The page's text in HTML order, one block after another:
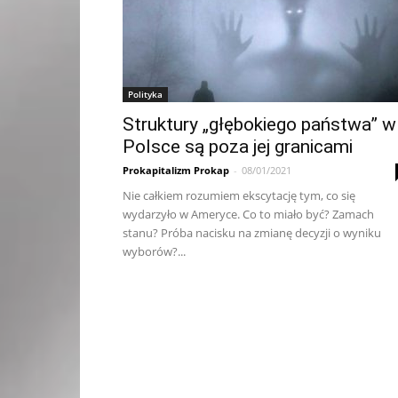
Polityka
Struktury „głębokiego państwa” w
Polsce są poza jej granicami
Prokapitalizm Prokap - 08/01/2021
Nie całkiem rozumiem ekscytację tym, co się
wydarzyło w Ameryce. Co to miało być? Zamach
stanu? Próba nacisku na zmianę decyzji o wyniku
wyborów?...